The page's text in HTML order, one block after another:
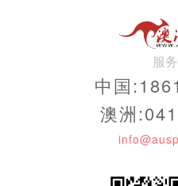
服
中国
澳洲